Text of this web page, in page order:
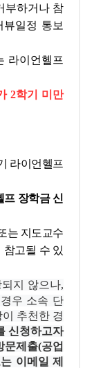
부하거나 참
일정 통보
라이언헬프
2학기 미만
라이언헬프
프 장학금 신
는 지도교수
참고될 수 있
지 않으나,
우 소속 단
추천한 경
신청하고자
문제출(공업
이메일 제